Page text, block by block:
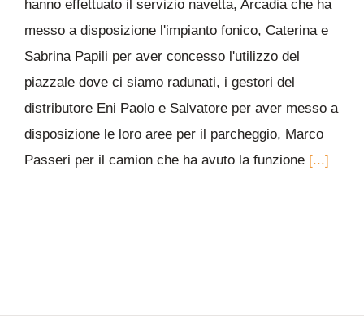
hanno effettuato il servizio navetta, Arcadia che ha
messo a disposizione l'impianto fonico, Caterina e
Sabrina Papili per aver concesso l'utilizzo del
piazzale dove ci siamo radunati, i gestori del
distributore Eni Paolo e Salvatore per aver messo a
disposizione le loro aree per il parcheggio, Marco
Passeri per il camion che ha avuto la funzione [...]